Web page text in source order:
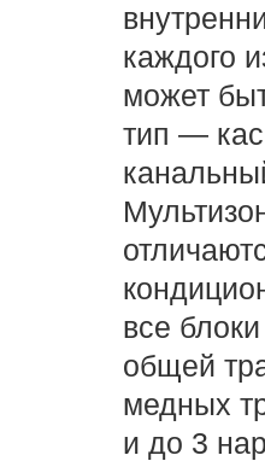
каждого
может
тип —
все
общей
медных
и до 3